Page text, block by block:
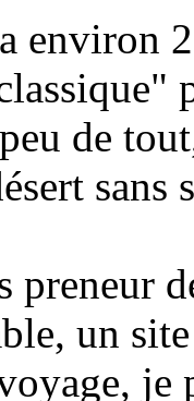
environ
de
sans
preneur
un